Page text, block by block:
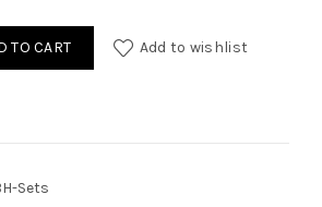
TO CART Add to wishlist
Sets